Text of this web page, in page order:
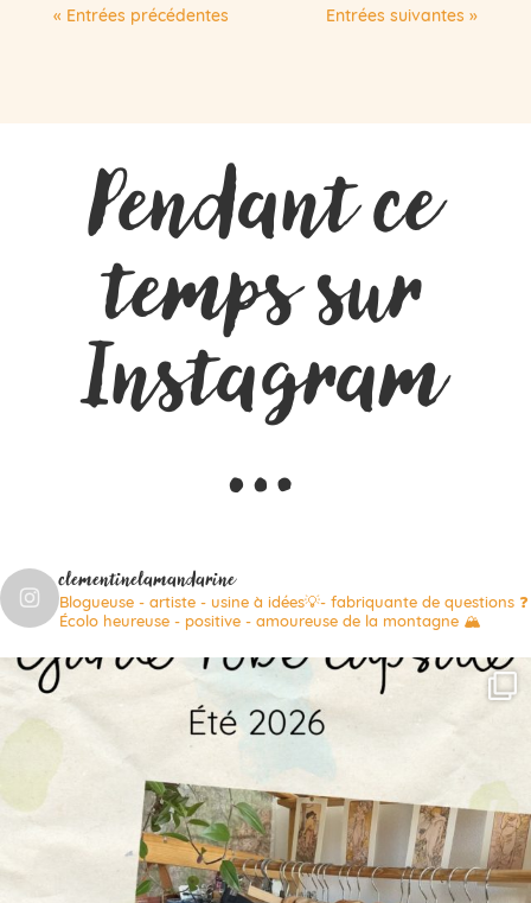
« Entrées précédentes Entrées suivantes »
Pendant ce
temps sur
Instagram
…
clementinelamandarine
Blogueuse - artiste - usine à idées💡- fabriquante de questions ❓
Écolo heureuse - positive - amoureuse de la montagne 🏔️